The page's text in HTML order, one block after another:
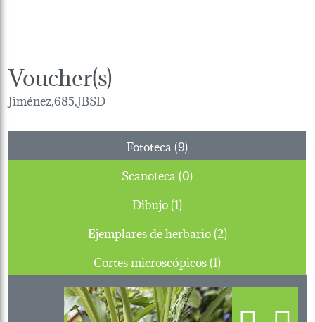
Voucher(s)
Jiménez,685,JBSD
Fototeca (9)
Scanoteca (0)
Dibujo (1)
Ejemplares de herbario (2)
Cortes microscópicos (1)